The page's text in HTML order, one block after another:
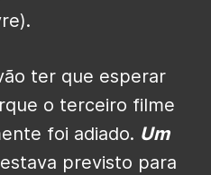
ter que esperar
o terceiro filme
foi adiado. Um
previsto para